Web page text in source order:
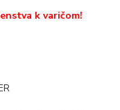
k varičom!